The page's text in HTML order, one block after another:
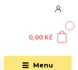
Menu
0,00 Kč